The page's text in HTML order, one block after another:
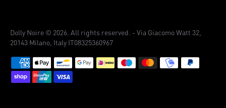
Dolly Noire © 2026. All rights reserved. - Via Giacomo Watt 32,
20143 Milano, Italy IT08325360967